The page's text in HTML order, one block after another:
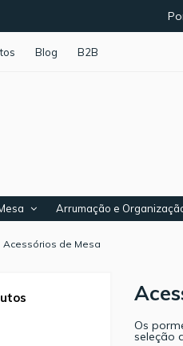
Blog B2B
Arrumação e
Acessórios de Mesa
Os
seleção